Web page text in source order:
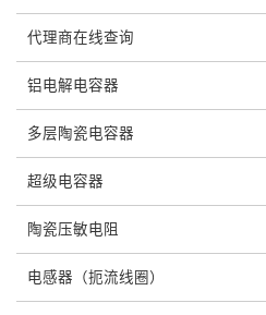
代理商在线查询
铝电解电容器
多层陶瓷电容器
超级电容器
陶瓷压敏电阻
电感器（扼流线圈）